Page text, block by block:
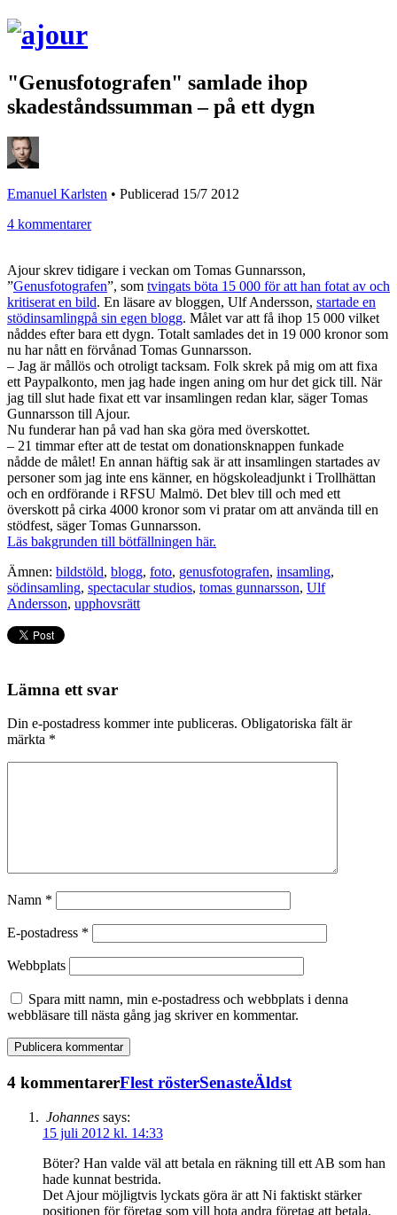
"Genusfotografen" samlade ihop
skadeståndssumman – på ett dygn
Emanuel Karlsten • Publicerad 15/7 2012
4 kommentarer
Ajour skrev tidigare i veckan om Tomas Gunnarsson,
”Genusfotografen”, som tvingats böta 15 000 för att han fotat av och
kritiserat en bild. En läsare av bloggen, Ulf Andersson, startade en
stödinsamlingpå sin egen blogg. Målet var att få ihop 15 000 vilket
nåddes efter bara ett dygn. Totalt samlades det in 19 000 kronor som
nu har nått en förvånad Tomas Gunnarsson.
– Jag är mållös och otroligt tacksam. Folk skrek på mig om att fixa
ett Paypalkonto, men jag hade ingen aning om hur det gick till. När
jag till slut hade fixat ett var insamlingen redan klar, säger Tomas
Gunnarsson till Ajour.
Nu funderar han på vad han ska göra med överskottet.
– 21 timmar efter att de testat om donationsknappen funkade
nådde de målet! En annan häftig sak är att insamlingen startades av
personer som jag inte ens känner, en högskoleadjunkt i Trollhättan
och en ordförande i RFSU Malmö. Det blev till och med ett
överskott på cirka 4000 kronor som vi pratar om att använda till en
stödfest, säger Tomas Gunnarsson.
Läs bakgrunden till bötfällningen här.
Ämnen: bildstöld, blogg, foto, genusfotografen, insamling,
södinsamling, spectacular studios, tomas gunnarsson, Ulf
Andersson, upphovsrätt
Lämna ett svar
Din e-postadress kommer inte publiceras. Obligatoriska fält är
märkta *
Namn *
E-postadress *
Webbplats
Spara mitt namn, min e-postadress och webbplats i denna
webbläsare till nästa gång jag skriver en kommentar.
4 kommentarerFlest rösterSenasteÄldst
Johannes says:
15 juli 2012 kl. 14:33
Böter? Han valde väl att betala en räkning till ett AB som han
hade kunnat bestrida.
Det Ajour möjligtvis lyckats göra är att Ni faktiskt stärker
positionen för företag som vill hota andra företag att betala.